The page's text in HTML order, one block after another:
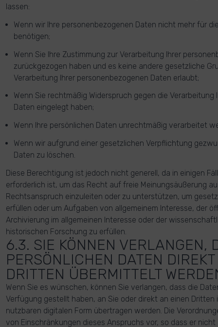
lassen:
Wenn wir Ihre personenbezogenen Daten nicht mehr
benötigen;
Wenn Sie Ihre Zustimmung zur Verarbeitung Ihrer
zurückgezogen haben und es keine andere gesetzliche
Verarbeitung Ihrer personenbezogenen Daten erlaubt;
Wenn Sie rechtmäßig Widerspruch gegen die
Daten eingelegt haben;
Wenn Ihre persönlichen Daten unrechtmäßig verarbeitet
Wenn wir aufgrund einer gesetzlichen Verpflichtung
Daten zu löschen.
Diese Berechtigung ist jedoch nicht generell, da in einigen
erforderlich ist, um das Recht auf freie Meinungsäußerung
Rechtsanspruch einzuleiten oder zu unterstützen, um
erfüllen oder um Aufgaben von allgemeinem Interesse, der
Archivierung im allgemeinen Interesse oder der
historischen Forschung zu erfüllen.
6.3. SIE KÖNNEN VERLANGEN,
PERSÖNLICHEN DATEN
DRITTEN ÜBERMITTELT
Wenn Sie es wünschen, können Sie verlangen, dass die
Verfügung gestellt haben, an Sie oder direkt an einen
nutzbaren digitalen Form übertragen werden. Die
von Einschränkungen dieses Anspruchs vor, so dass er nicht